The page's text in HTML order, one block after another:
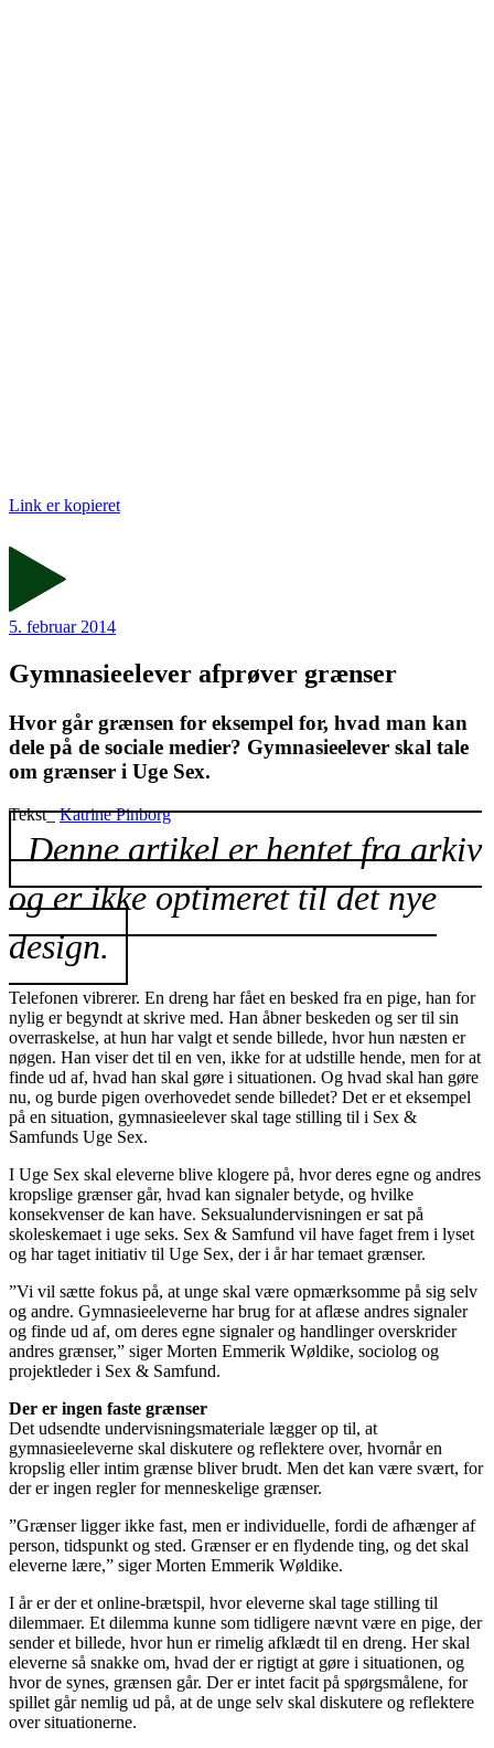
Link er kopieret
5. februar 2014
Gymnasieelever afprøver grænser
Hvor går grænsen for eksempel for, hvad man kan
dele på de sociale medier? Gymnasieelever skal tale
om grænser i Uge Sex.
Tekst_Katrine Pinborg
Denne artikel er hentet fra arkiv
og er ikke optimeret til det nye
design.
Telefonen vibrerer. En dreng har fået en besked fra en pige, han for
nylig er begyndt at skrive med. Han åbner beskeden og ser til sin
overraskelse, at hun har valgt et sende billede, hvor hun næsten er
nøgen. Han viser det til en ven, ikke for at udstille hende, men for at
finde ud af, hvad han skal gøre i situationen. Og hvad skal han gøre
nu, og burde pigen overhovedet sende billedet? Det er et eksempel
på en situation, gymnasieelever skal tage stilling til i Sex &
Samfunds Uge Sex.
I Uge Sex skal eleverne blive klogere på, hvor deres egne og andres
kropslige grænser går, hvad kan signaler betyde, og hvilke
konsekvenser de kan have. Seksualundervisningen er sat på
skoleskemaet i uge seks. Sex & Samfund vil have faget frem i lyset
og har taget initiativ til Uge Sex, der i år har temaet grænser.
”Vi vil sætte fokus på, at unge skal være opmærksomme på sig selv
og andre. Gymnasieeleverne har brug for at aflæse andres signaler
og finde ud af, om deres egne signaler og handlinger overskrider
andres grænser,” siger Morten Emmerik Wøldike, sociolog og
projektleder i Sex & Samfund.
Der er ingen faste grænser
Det udsendte undervisningsmateriale lægger op til, at
gymnasieeleverne skal diskutere og reflektere over, hvornår en
kropslig eller intim grænse bliver brudt. Men det kan være svært, for
der er ingen regler for menneskelige grænser.
”Grænser ligger ikke fast, men er individuelle, fordi de afhænger af
person, tidspunkt og sted. Grænser er en flydende ting, og det skal
eleverne lære,” siger Morten Emmerik Wøldike.
I år er der et online-brætspil, hvor eleverne skal tage stilling til
dilemmaer. Et dilemma kunne som tidligere nævnt være en pige, der
sender et billede, hvor hun er rimelig afklædt til en dreng. Her skal
eleverne så snakke om, hvad der er rigtigt at gøre i situationen, og
hvor de synes, grænsen går. Der er intet facit på spørgsmålene, for
spillet går nemlig ud på, at de unge selv skal diskutere og reflektere
over situationerne.